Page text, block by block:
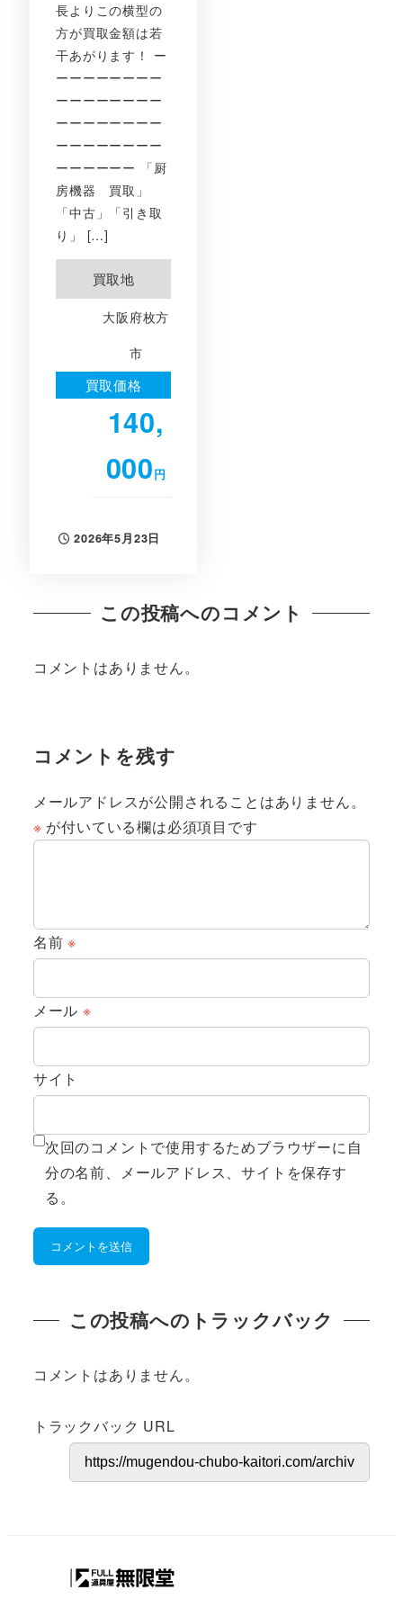
長よりこの横型の
方が買取金額は若
干あがります！ ー
ーーーーーーーー
ーーーーーーーー
ーーーーーーーー
ーーーーーーーー
ーーーーーー 「厨
房機器 買取」
「中古」「引き取
り」 […]
買取地
大阪府枚方
市
買取価格
140,
000円
投稿日
2026年5月23日
この投稿へのコメント
コメントはありません。
コメントを残す
メールアドレスが公開されることはありません。
※ が付いている欄は必須項目です
名前※
メール ※
サイト
次回のコメントで使用するためブラウザーに自
分の名前、メールアドレス、サイトを保存す
る。
この投稿へのトラックバック
コメントはありません。
トラックバック URL